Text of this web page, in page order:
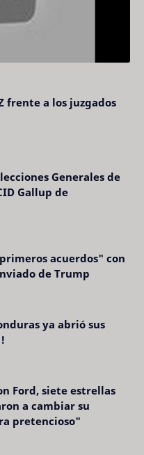
frente a los juzgados
Generales de
Gallup de
acuerdos" con
de Trump
ya abrió sus
Ford, siete estrellas
a cambiar su
pretencioso"